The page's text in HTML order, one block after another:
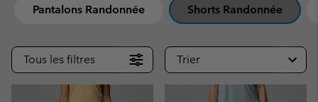
SKIP
Pantalons Randonnée Shorts Randonnée
Tous les filtres Trier